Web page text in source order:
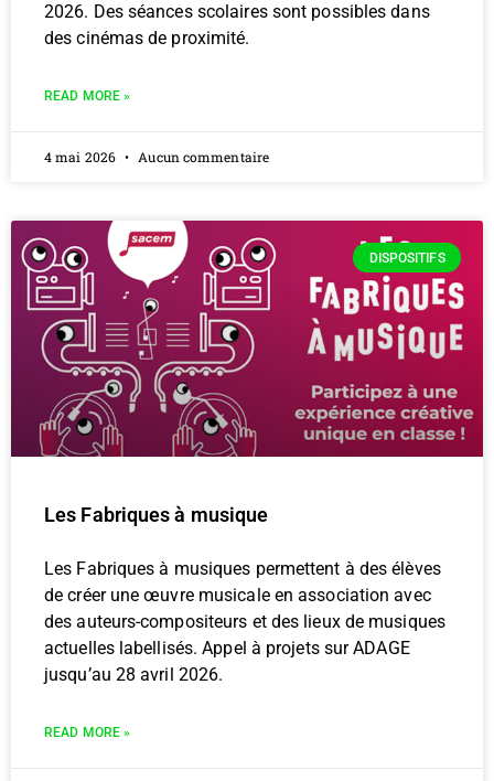
2026. Des séances scolaires sont possibles dans
des cinémas de proximité.
READ MORE »
4 mai 2026 Aucun commentaire
DISPOSITIFS
Les Fabriques à musique
Les Fabriques à musiques permettent à des élèves
de créer une œuvre musicale en association avec
des auteurs-compositeurs et des lieux de musiques
actuelles labellisés. Appel à projets sur ADAGE
jusqu’au 28 avril 2026.
READ MORE »